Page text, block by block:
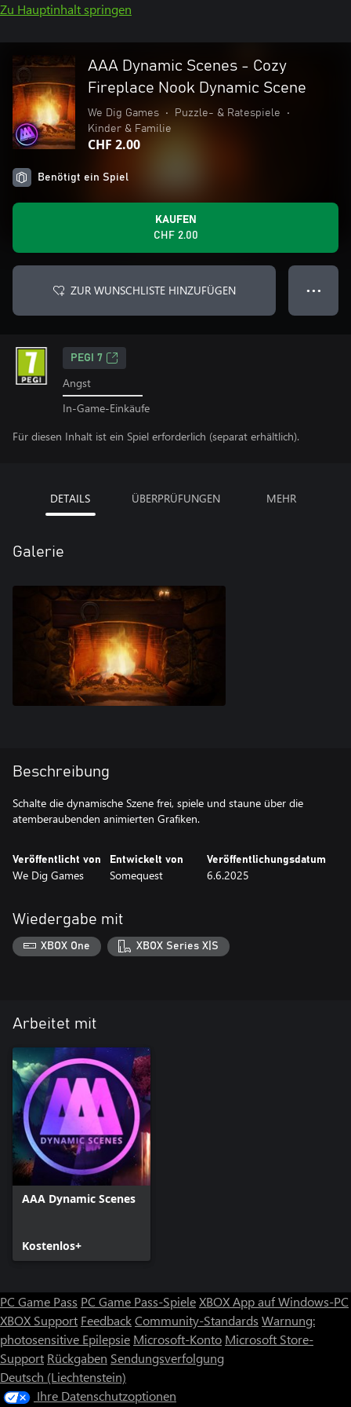
Zu Hauptinhalt springen
AAA Dynamic Scenes - Cozy
Fireplace Nook Dynamic Scene
We Dig Games • Puzzle- & Ratespiele
•
Kinder & Familie
CHF 2.00
Benötigt ein Spiel
KAUFEN
CHF 2.00
ZUR WUNSCHLISTE HINZUFÜGEN ● ● ●
PEGI 7
Angst
In-Game-Einkäufe
Für diesen Inhalt ist ein Spiel erforderlich (separat erhältlich).
DETAILS ÜBERPRÜFUNGEN MEHR
Galerie
Beschreibung
Schalte die dynamische Szene frei, spiele und staune über die
atemberaubenden animierten Grafiken.
Veröffentlicht von
We Dig Games
Entwickelt von
Somequest
Veröffentlichungsdatum
6.6.2025
Wiedergabe mit
XBOX One XBOX Series X|S
Arbeitet mit
AAA Dynamic Scenes
Kostenlos+
PC Game Pass PC Game Pass-SpieleXBOX App auf Windows-PC
XBOX Support FeedbackCommunity-Standards Warnung:
photosensitive Epilepsie Microsoft-Konto Microsoft Store-
Support Rückgaben Sendungsverfolgung
Deutsch (Liechtenstein)
Ihre Datenschutzoptionen